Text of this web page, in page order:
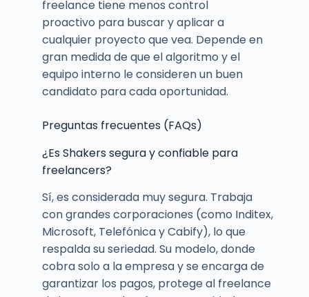
freelance tiene menos control
proactivo para buscar y aplicar a
cualquier proyecto que vea. Depende en
gran medida de que el algoritmo y el
equipo interno le consideren un buen
candidato para cada oportunidad.
Preguntas frecuentes (FAQs)
¿Es Shakers segura y confiable para
freelancers?
Sí, es considerada muy segura. Trabaja
con grandes corporaciones (como Inditex,
Microsoft, Telefónica y Cabify), lo que
respalda su seriedad. Su modelo, donde
cobra solo a la empresa y se encarga de
garantizar los pagos, protege al freelance